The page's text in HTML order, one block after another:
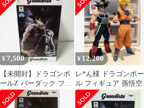
¥ 7,500
【未開封】ドラゴンボ
ールZ バーダック フィ
ギュア グランディスタ
¥ 12,200
レ*ん様 ドラゴンボー
ル フィギュア 孫悟空
バーダック グランデ
ィスタ